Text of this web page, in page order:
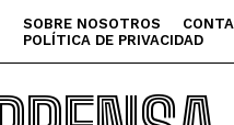
SOBRE NOSOTROS
POLÍTICA DE PRIVACIDAD